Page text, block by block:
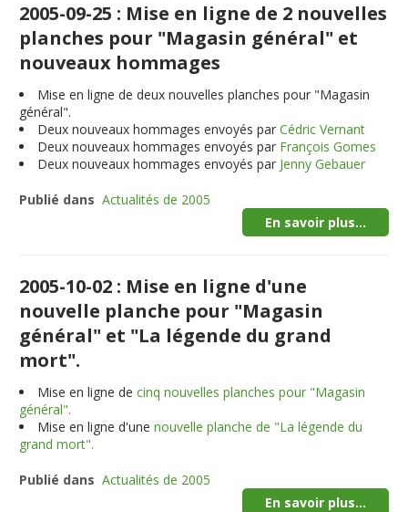
2005-09-25 : Mise en ligne de 2 nouvelles
planches pour "Magasin général" et
nouveaux hommages
Mise en ligne de deux nouvelles planches pour "Magasin
général".
Deux nouveaux hommages envoyés parCédric Vernant
Deux nouveaux hommages envoyés par François Gomes
Deux nouveaux hommages envoyés par Jenny Gebauer
Publié dans Actualités de 2005
En savoir plus...
2005-10-02 : Mise en ligne d'une
nouvelle planche pour "Magasin
général" et "La légende du grand
mort".
Mise en ligne decinq nouvelles planches pour "Magasin
général".
Mise en ligne d'unenouvelle planche de "La légende du
grand mort".
Publié dans Actualités de 2005
En savoir plus...